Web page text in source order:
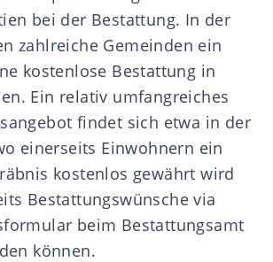
bei der Bestattung. In der
zahlreiche Gemeinden ein
kostenlose Bestattung in
Ein relativ umfangreiches
findet sich etwa in der
einerseits Einwohnern ein
kostenlos gewährt wird
Bestattungswünsche via
beim Bestattungsamt
können.